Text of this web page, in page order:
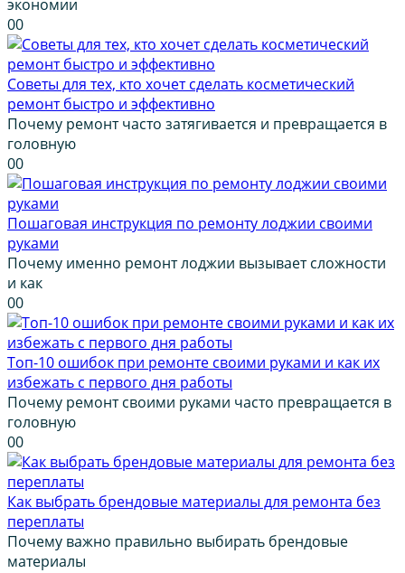
экономии
00
Советы для тех, кто хочет сделать косметический
ремонт быстро и эффективно
Почему ремонт часто затягивается и превращается в
головную
00
Пошаговая инструкция по ремонту лоджии своими
руками
Почему именно ремонт лоджии вызывает сложности
и как
00
Топ-10 ошибок при ремонте своими руками и как их
избежать с первого дня работы
Почему ремонт своими руками часто превращается в
головную
00
Как выбрать брендовые материалы для ремонта без
переплаты
Почему важно правильно выбирать брендовые
материалы